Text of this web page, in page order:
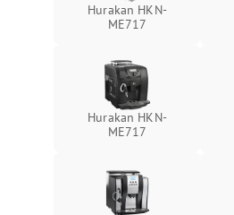
Hurakan HKN-
ME717
Hurakan HKN-
ME717